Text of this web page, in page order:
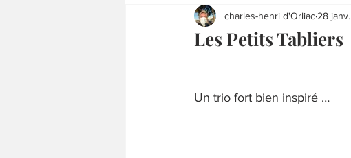
Les Petits
charles-henri d'Orliac 28
Un trio fort bien inspiré …